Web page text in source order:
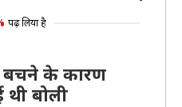
पढ़ लिया है
बचने के कारण
थी बोली